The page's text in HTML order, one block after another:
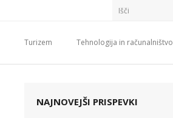
Turizem Tehnologija in računalništvo
NAJNOVEJŠI PRISPEVKI